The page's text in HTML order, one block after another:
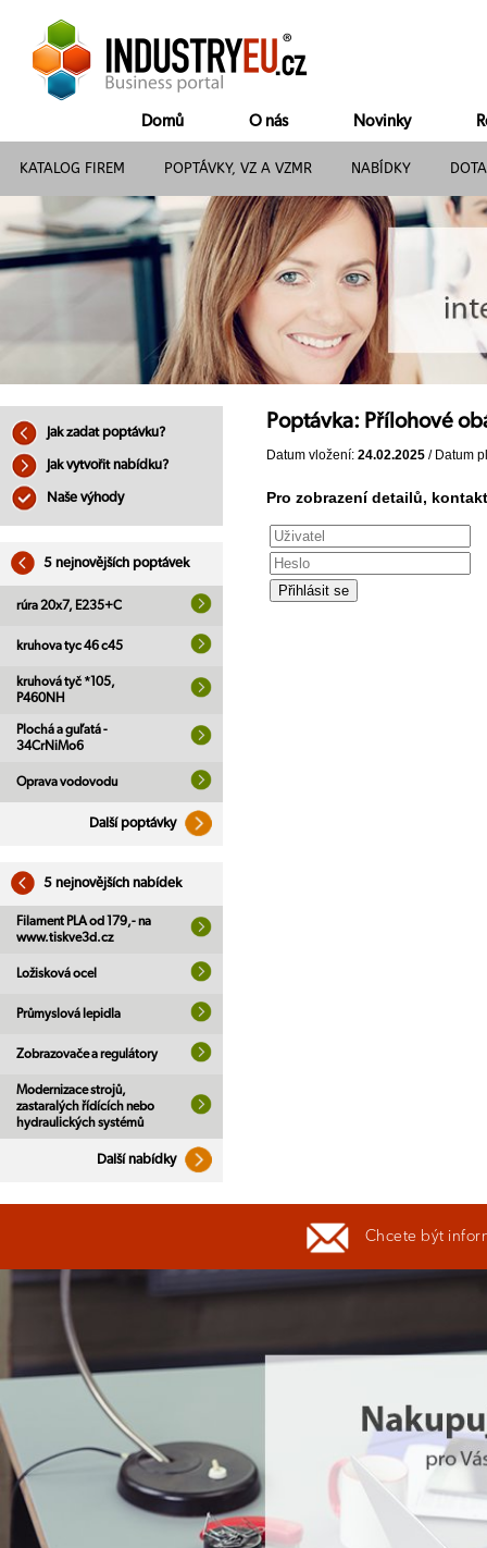
Domů O nás Novinky
KATALOG FIREM POPTÁVKY, VZ A VZMR NABÍDKY
Jak zadat poptávku?
Jak vytvořit nabídku?
Naše výhody
5 nejnovějších poptávek
rúra 20x7, E235+C
kruhova tyc 46 c45
kruhová tyč *105,
P460NH
Plochá a guľatá -
34CrNiMo6
Oprava vodovodu
Další poptávky
5 nejnovějších nabídek
Filament PLA od 179,- na
www.tiskve3d.cz
Ložisková ocel
Průmyslová lepidla
Zobrazovače a regulátory
Modernizace strojů,
zastaralých řídících nebo
hydraulických systémů
Další nabídky
Poptávka: Přílohové
Datum vložení: 24.02.2025 / Datum
Pro zobrazení detailů,
Chcete být